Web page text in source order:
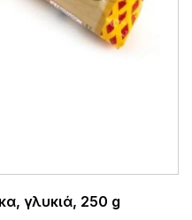
γλυκιά, 250 g